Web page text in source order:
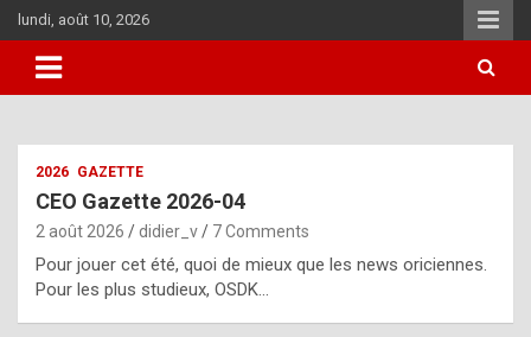
Skip
to
content
lundi, août 10, 2026
i
u
2026 GAZETTE
CEO Gazette 2026-04
2 août 2026 didier_v 7 Comments
Pour jouer cet été, quoi de mieux que les news oriciennes.
Pour les plus studieux, OSDK…